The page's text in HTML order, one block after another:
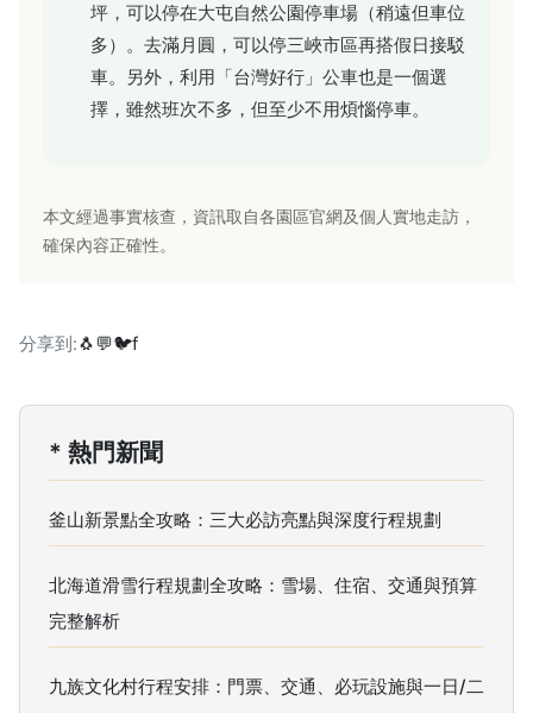
坪，可以停在大屯自然公園停車場（稍遠但車位
多）。去滿月圓，可以停三峽市區再搭假日接駁
車。另外，利用「台灣好行」公車也是一個選
擇，雖然班次不多，但至少不用煩惱停車。
本文經過事實核查，資訊取自各園區官網及個人實地走訪，
確保內容正確性。
分享到:🐧💬🐦f
* 熱門新聞
釜山新景點全攻略：三大必訪亮點與深度行程規劃
北海道滑雪行程規劃全攻略：雪場、住宿、交通與預算
完整解析
九族文化村行程安排：門票、交通、必玩設施與一日/二